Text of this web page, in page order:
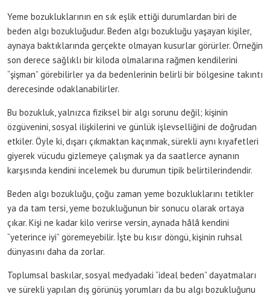
Yeme bozukluklarının en sık eşlik ettiği durumlardan biri de
beden algı bozukluğudur. Beden algı bozukluğu yaşayan kişiler,
aynaya baktıklarında gerçekte olmayan kusurlar görürler. Örneğin
son derece sağlıklı bir kiloda olmalarına rağmen kendilerini
“şişman” görebilirler ya da bedenlerinin belirli bir bölgesine takıntı
derecesinde odaklanabilirler.
Bu bozukluk, yalnızca fiziksel bir algı sorunu değil; kişinin
özgüvenini, sosyal ilişkilerini ve günlük işlevselliğini de doğrudan
etkiler. Öyle ki, dışarı çıkmaktan kaçınmak, sürekli aynı kıyafetleri
giyerek vücudu gizlemeye çalışmak ya da saatlerce aynanın
karşısında kendini incelemek bu durumun tipik belirtilerindendir.
Beden algı bozukluğu, çoğu zaman yeme bozukluklarını tetikler
ya da tam tersi, yeme bozukluğunun bir sonucu olarak ortaya
çıkar. Kişi ne kadar kilo verirse versin, aynada hâlâ kendini
“yeterince iyi” göremeyebilir. İşte bu kısır döngü, kişinin ruhsal
dünyasını daha da zorlar.
Toplumsal baskılar, sosyal medyadaki “ideal beden” dayatmaları
ve sürekli yapılan dış görünüş yorumları da bu algı bozukluğunu